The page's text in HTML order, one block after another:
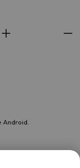
Android.